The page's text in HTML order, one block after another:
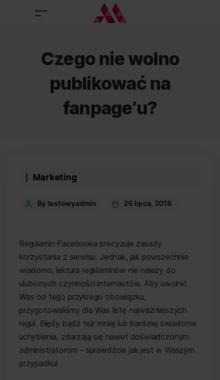
Czego nie wolno
publikować na
fanpage’u?
Categories
Marketing
PostBy testowyadmin 26 lipca, 2018
Regulamin Facebooka precyzuje zasady
korzystania z serwisu. Jednak, jak powszechnie
wiadomo, lektura regulaminów nie należy do
ulubionych czynności internautów. Aby uwolnić
Was od tego przykrego obowiązku,
przygotowaliśmy dla Was listę najważniejszych
reguł. Błędy bądź też mniej lub bardziej świadome
uchybienia, zdarzają się nawet doświadczonym
administratorom – sprawdźcie jak jest w Waszym
przypadku!